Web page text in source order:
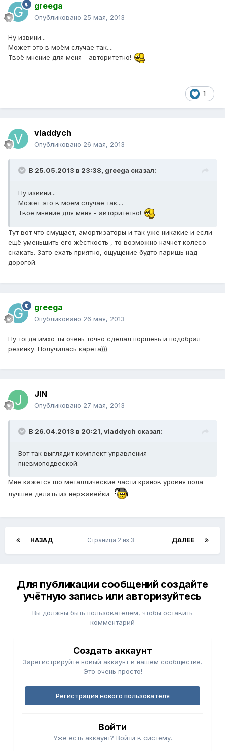
greega
Опубликовано 25 мая, 2013
Ну извини...
Может это в моём случае так....
Твоё мнение для меня - авторитетно!
1
vladdych
Опубликовано 26 мая, 2013
В 25.05.2013 в 23:38, greega сказал:
Ну извини...
Может это в моём случае так....
Твоё мнение для меня - авторитетно!
Тут вот что смущает, амортизаторы и так уже никакие и если
ещё уменьшить его жёсткость , то возможно начнет колесо
скакать. Зато ехать приятно, ощущение будто паришь над
дорогой.
greega
Опубликовано 26 мая, 2013
Ну тогда имхо ты очень точно сделал поршень и подобрал
резинку. Получилась карета)))
JIN
Опубликовано 27 мая, 2013
В 26.04.2013 в 20:21, vladdych сказал:
Вот так выглядит комплект управления
пневмоподвеской.
Мне кажется шо металлические части кранов уровня пола
лучшее делать из нержавейки
НАЗАД ДАЛЕЕ
Страница 2 из 3
Для публикации сообщений создайте
учётную запись или авторизуйтесь
Вы должны быть пользователем, чтобы оставить
комментарий
Создать аккаунт
Зарегистрируйте новый аккаунт в нашем сообществе.
Это очень просто!
Регистрация нового пользователя
Войти
Уже есть аккаунт? Войти в систему.